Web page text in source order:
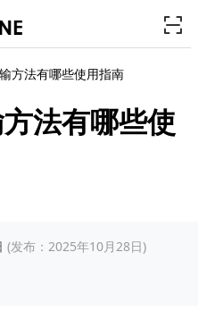
方法有哪些使用指南
法有哪些使
(发布：2025年10月28日)